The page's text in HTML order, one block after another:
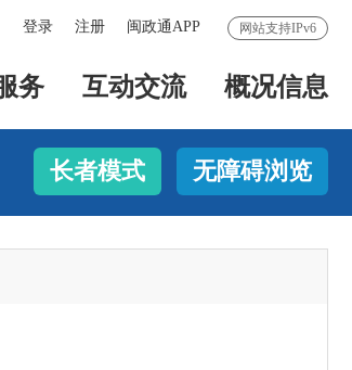
网站支持IPv6
登录 注册 闽政通APP
务 互动交流 概况信息
长者模式 无障碍浏览